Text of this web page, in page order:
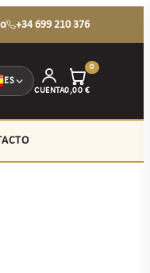
+34 699 210 376
ES
CUENTA
0
0,00 €